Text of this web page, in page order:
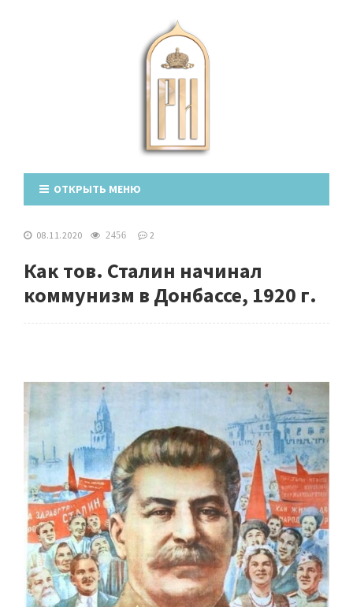
ОТКРЫТЬ МЕНЮ
08.11.2020 2456 2
Как тов. Сталин начинал
коммунизм в Донбассе, 1920 г.